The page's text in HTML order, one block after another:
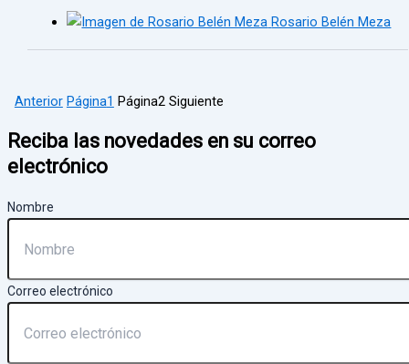
Rosario Belén Meza
Anterior Página1 Página2 Siguiente
Reciba las novedades en su correo
electrónico
Nombre
Correo electrónico